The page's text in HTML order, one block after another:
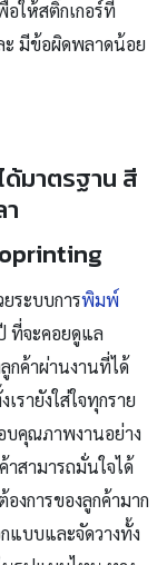
อให้สติ๊กเกอร์ที่
ะ มีข้อผิดพลาดน้อย
มาตรฐาน สี
ระบบการพิมพ์
ที่จะคอยดูแล
ค้าผ่านงานที่ได้
รายังใส่ใจทุกราย
บคุณภาพงานอย่าง
าสามารถมั่นใจได้
งการของลูกค้ามาก
แบบและจัดวางทั้ง